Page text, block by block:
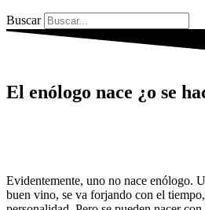
Buscar
El enólogo nace ¿o se
Evidentemente, uno no nace enólogo.
buen vino, se va forjando con el